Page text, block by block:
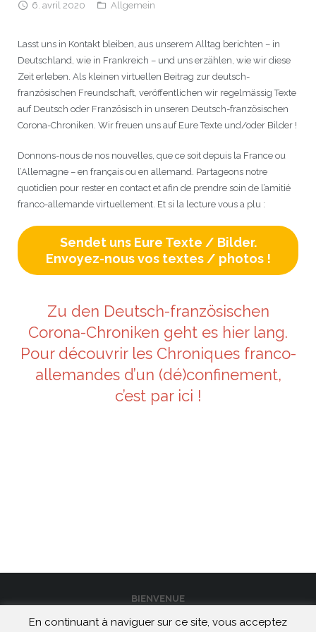
Perfectionnement
Cours thématiques
Atelier de chant
Formation professionnelle
Cours particuliers
Stages intensifs
Centre d’examens
Inscriptions et tarifs
Tandem linguistique
Matériel pédagogique
Formation des enseignants
Infos pour les parents
Section Internationale Allemand
AbiBac
Onleihe – Prêt en ligne
Conseil de mobilité
Coaching individuel
Point info
Volontariat écologique
Opportunités
Petites annonces
Parcourir les annonces
Rédiger une annonce
Brieffreunde@correspondants
Classe@Klasse
Inscription pour les classes françaises
Inscription à notre newsletter
Equipe de Montpellier
Equipe de Heidelberg
Jumelage Heidelberg / Montpellier
50 ans en 2016
Maison de Montpellier
Plan d’accès
Coopérations culturelles et pédagogiques
Réseaux franco-allemands en LR
Réseau d’affaires
Liens utiles
Les Mystères de Heidelberg
99Ballons
6. avril 2020 Allgemein
Lasst uns in Kontakt bleiben, aus unserem Alltag berichten – in
Deutschland, wie in Frankreich – und uns erzählen, wie wir diese
Zeit erleben. Als kleinen virtuellen Beitrag zur deutsch-
französischen Freundschaft, veröffentlichen wir regelmässig Texte
auf Deutsch oder Französisch in unseren Deutsch-französischen
Corona-Chroniken. Wir freuen uns auf Eure Texte und/oder Bilder !
Donnons-nous de nos nouvelles, que ce soit depuis la France ou
l’Allemagne – en français ou en allemand. Partageons notre
quotidien pour rester en contact et afin de prendre soin de l’amitié
franco-allemande virtuellement. Et si la lecture vous a plu :
Sendet uns Eure Texte / Bilder.
Envoyez-nous vos textes / photos !
Zu den Deutsch-französischen
Corona-Chroniken geht es hier lang.
Pour découvrir les Chroniques franco-
allemandes d’un (dé)confinement,
c’est par ici !
BIENVENUE
CONTACT
En continuant à naviguer sur ce site, vous acceptez